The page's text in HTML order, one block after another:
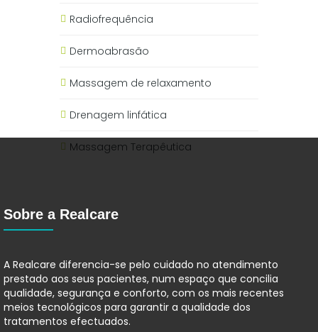
Radiofrequência
Dermoabrasão
Massagem de relaxamento
Drenagem linfática
Massagem Terapêutica
Sobre a Realcare
A Realcare diferencia-se pelo cuidado no atendimento
prestado aos seus pacientes, num espaço que concilia
qualidade, segurança e conforto, com os mais recentes
meios tecnológicos para garantir a qualidade dos
tratamentos efectuados.